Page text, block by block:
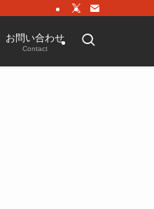
お問い合わせ
Contact